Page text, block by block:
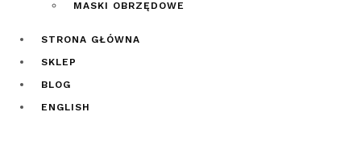
MASKI OBRZĘDOWE
STRONA GŁÓWNA
SKLEP
BLOG
ENGLISH